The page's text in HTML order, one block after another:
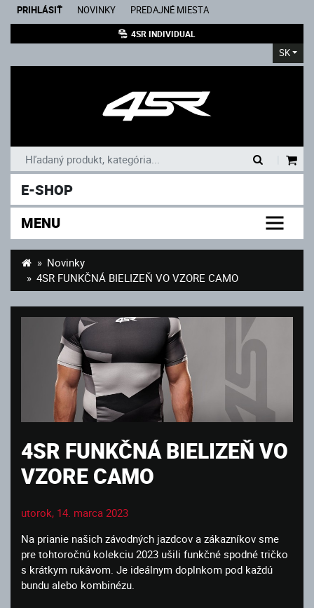
PRIHLÁSIŤ NOVINKY PREDAJNÉ MIESTA
4SR INDIVIDUAL
SK
E-SHOP
MENU
Novinky
4SR FUNKČNÁ BIELIZEŇ VO VZORE CAMO
4SR FUNKČNÁ BIELIZEŇ VO
VZORE CAMO
utorok, 14. marca 2023
Na prianie našich závodných jazdcov a zákazníkov sme
pre tohtoročnú kolekciu 2023 ušili funkčné spodné tričko
s krátkym rukávom. Je ideálnym doplnkom pod každú
bundu alebo kombinézu.